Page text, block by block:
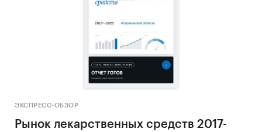
ЭКСПРЕСС-ОБЗОР
Рынок лекарственных средств 2017-